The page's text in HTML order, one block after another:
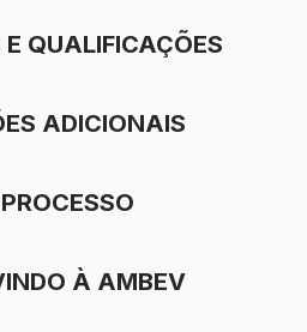
E QUALIFICAÇÕES
ADICIONAIS
À AMBEV